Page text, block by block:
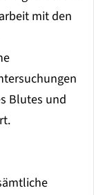
mit den
Blutes und